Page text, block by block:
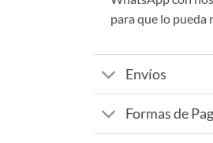
para que lo pueda
Envíos
Formas de